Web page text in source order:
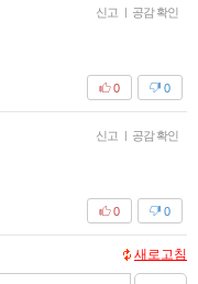
신고 | 공감 확인
0
0
신고 | 공감 확인
0
0
새로고침